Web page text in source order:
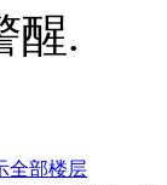
醒.
全部楼层